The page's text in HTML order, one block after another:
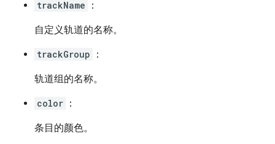
trackName
：
自定义轨道的名称。
trackGroup
：
轨道组的名称。
color ：
条目的颜色。